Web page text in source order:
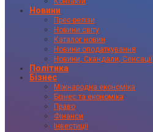
Новини
Прес-релізи
Новини світу
Каталог новин
Новини оподаткування
Новини, Скандали, Сенсації
Політика
Бізнес
Міжнародна економіка
Бізнес та економіка
Право
Фінанси
Інвестиції